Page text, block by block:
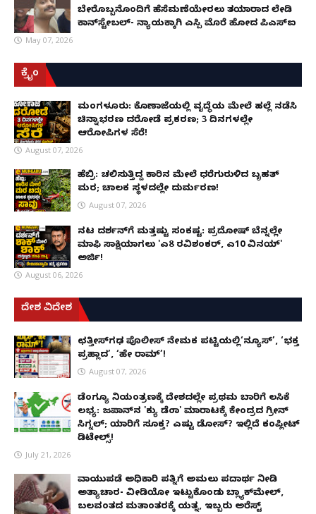
ಬೇರೊಬ್ಬನೊಂದಿಗೆ ಹೆಸೆಮಣೆಯೇರಲು ತಯಾರಾದ ಲೇಡಿ
ಕಾನ್‌ಸ್ಟೇಬಲ್- ನ್ಯಾಯಕ್ಕಾಗಿ ಎಸ್ಪಿ ಮೊರೆ ಹೋದ ಪಿಎಸ್ಐ
May 07, 2026
ಕ್ರೈಂ
ಮಂಗಳೂರು: ಕೊಣಾಜೆಯಲ್ಲಿ ವೃದ್ಧೆಯ ಮೇಲೆ ಹಲ್ಲೆ ನಡೆಸಿ
ಚಿನ್ನಾಭರಣ ದರೋಡೆ ಪ್ರಕರಣ; 3 ದಿನಗಳಲ್ಲೇ
ಆರೋಪಿಗಳ ಸೆರೆ!
August 07, 2026
ಹೆಬ್ರಿ: ಚಲಿಸುತ್ತಿದ್ದ ಕಾರಿನ ಮೇಲೆ ಧರೆಗುರುಳಿದ ಬೃಹತ್
ಮರ; ಚಾಲಕ ಸ್ಥಳದಲ್ಲೇ ದುರ್ಮರಣ!
August 07, 2026
ನಟ ದರ್ಶನ್‌ಗೆ ಮತ್ತಷ್ಟು ಸಂಕಷ್ಟ: ಪ್ರದೋಷ್ ಬೆನ್ನಲ್ಲೇ
ಮಾಫಿ ಸಾಕ್ಷಿಯಾಗಲು 'ಎ8 ರವಿಶಂಕರ್, ಎ10 ವಿನಯ್'
ಅರ್ಜಿ!
August 06, 2026
ದೇಶ ವಿದೇಶ
ಛತ್ತೀಸ್‌ಗಢ ಪೊಲೀಸ್ ನೇಮಕ ಪಟ್ಟಿಯಲ್ಲಿ‘ನ್ಯೂಸ್’, ‘ಭಕ್ತ
ಪ್ರಹ್ಲಾದ’, ‘ಹೇ ರಾಮ್’!
August 07, 2026
ಡೆಂಗ್ಯೂ ನಿಯಂತ್ರಣಕ್ಕೆ ದೇಶದಲ್ಲೇ ಪ್ರಥಮ ಬಾರಿಗೆ ಲಸಿಕೆ
ಲಭ್ಯ: ಜಪಾನ್‌ನ 'ಕ್ಯು ಡೆಂಗಾ' ಮಾರಾಟಕ್ಕೆ ಕೇಂದ್ರದ ಗ್ರೀನ್
ಸಿಗ್ನಲ್; ಯಾರಿಗೆ ಸೂಕ್ತ? ಎಷ್ಟು ಡೋಸ್? ಇಲ್ಲಿದೆ ಕಂಪ್ಲೀಟ್
ಡಿಟೇಲ್ಸ್!
July 21, 2026
ವಾಯುಪಡೆ ಅಧಿಕಾರಿ ಪತ್ನಿಗೆ ಅಮಲು ಪದಾರ್ಥ ನೀಡಿ
ಅತ್ಯಾಚಾರ- ವೀಡಿಯೋ ಇಟ್ಟುಕೊಂಡು ಬ್ಲ್ಯಾಕ್‌ಮೇಲ್,
ಬಲವಂತದ ಮತಾಂತರಕ್ಕೆ ಯತ್ನ, ಇಬ್ಬರು ಅರೆಸ್ಟ್